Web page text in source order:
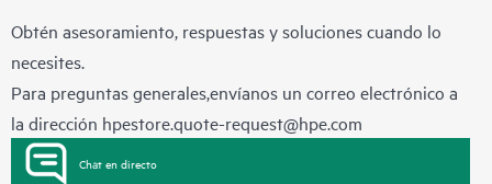
Obtén asesoramiento, respuestas y soluciones cuando lo
necesites.
Para preguntas generales,envíanos un correo electrónico a
la dirección hpestore.quote-request@hpe.com
Chat en directo